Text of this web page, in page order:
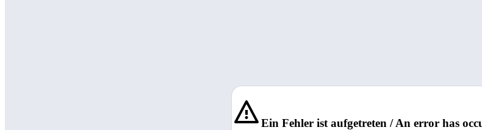
Ein Fehler ist aufgetreten / An error has